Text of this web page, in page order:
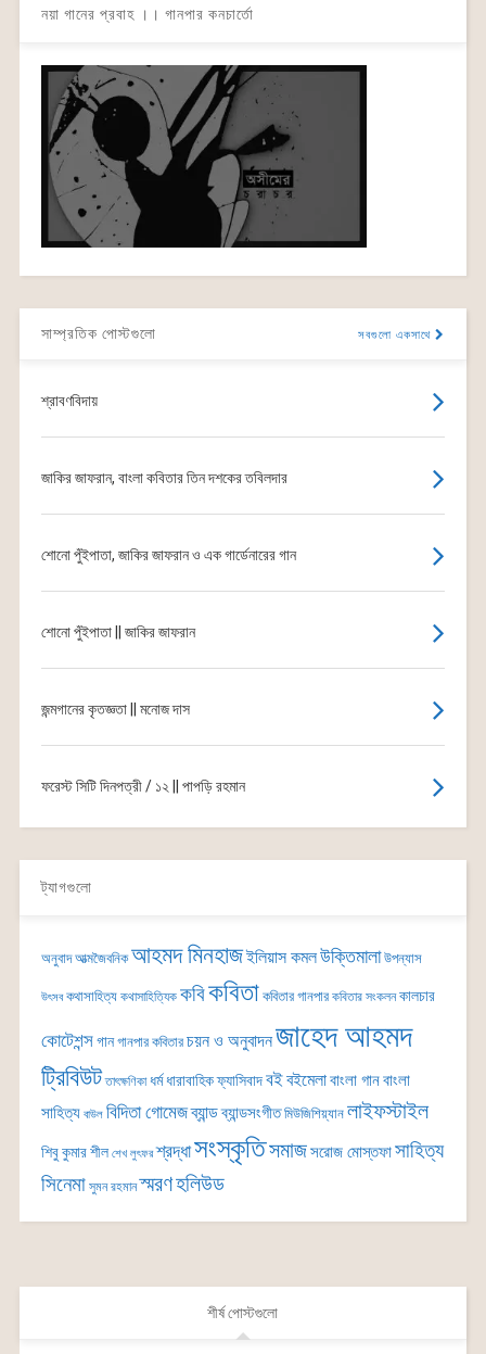
নয়া গানের প্রবাহ ।। গানপার কনচার্তো
সাম্প্রতিক পোস্টগুলো সবগুলো একসাথে
শ্রাবণবিদায়
জাকির জাফরান, বাংলা কবিতার তিন দশকের তবিলদার
শোনো পুঁইপাতা, জাকির জাফরান ও এক গার্ডেনারের গান
শোনো পুঁইপাতা || জাকির জাফরান
জন্মগানের কৃতজ্ঞতা || মনোজ দাস
ফরেস্ট সিটি দিনপত্রী / ১২ || পাপড়ি রহমান
ট্যাগগুলো
অনুবাদ আত্মজৈবনিক আহমদ মিনহাজইলিয়াস কমলউক্তিমালা উপন্যাস
উৎসব কথাসাহিত্য কথাসাহিত্যিক কবিকবিতা কবিতার গানপার কবিতার সংকলন কালচার
কোটেশন্সগান গানপার কবিতার চয়ন ও অনুবাদনজাহেদ আহমদ
ট্রিবিউট তাৎক্ষণিকা ধর্ম ধারাবাহিকফ্যাসিবাদবইবইমেলাবাংলা গানবাংলা
সাহিত্য বাউল বিদিতা গোমেজব্যান্ডব্যান্ডসংগীত মিউজিশিয়্যান লাইফস্টাইল
শিবু কুমার শীল শেখ লুৎফর শ্রদ্ধাসংস্কৃতিসমাজসরোজ মোস্তফাসাহিত্য
সিনেমা সুমন রহমান স্মরণহলিউড
শীর্ষ পোস্টগুলো